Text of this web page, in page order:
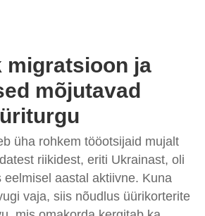
migratsioon ja
mõjutavad
üha rohkem tööotsijaid mujalt
riikidest, eriti Ukrainast, oli
eelmisel aastal aktiivne. Kuna
vaja, siis nõudlus üürikorterite